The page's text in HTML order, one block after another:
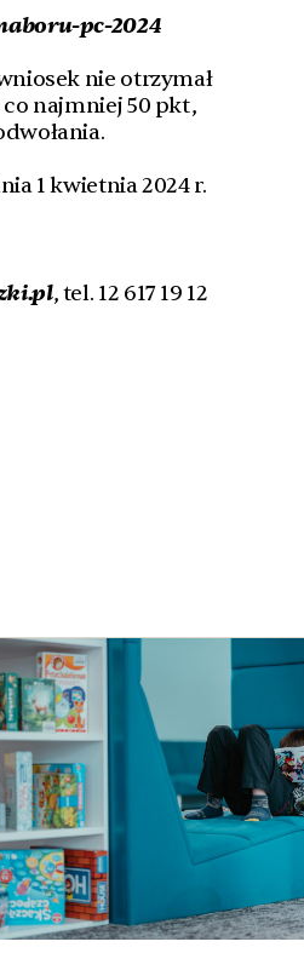
pc-2024
nie otrzymał
najmniej 50 pkt,
1 kwietnia 2024 r.
, tel. 12 617 19 12